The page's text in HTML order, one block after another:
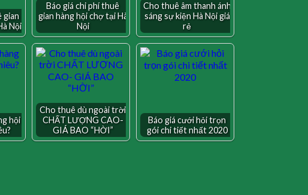
gian
Nội
Báo giá chi phí thuê
gian hàng hội chợ tại Hà
Nội
Cho thuê âm thanh ánh
sáng sự kiện Hà Nội giá
rẻ
hội
Cho thuê dù ngoài trời
CHẤT LƯỢNG CAO-
GIÁ BAO “HỜI”
Báo giá cưới hỏi trọn
gói chi tiết nhất 2020